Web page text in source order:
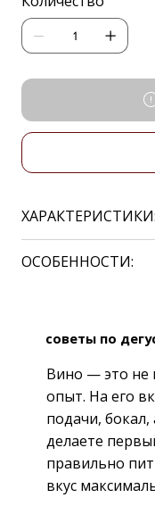
ХАРАКТЕРИСТИКИ:
ОСОБЕННОСТИ:
советы по
Вино — это не
опыт. На его
подачи,
делаете
правильно
вкус